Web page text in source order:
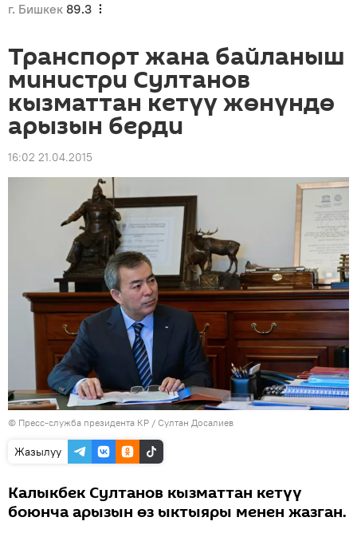
г. Бишкек 89.3
Транспорт жана байланыш
министри Султанов
кызматтан кетүү жөнүндө
арызын берди
16:02 21.04.2015
© Пресс-служба президента КР / Султан Досалиев
Жазылуу
Калыкбек Султанов кызматтан кетүү
боюнча арызын өз ыктыяры менен жазган.